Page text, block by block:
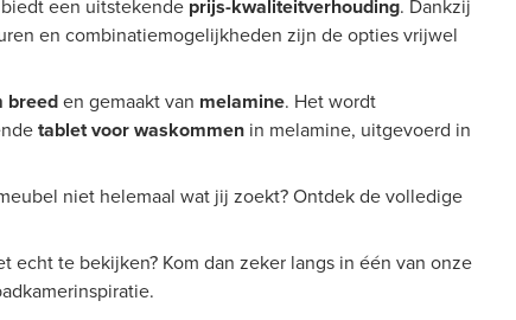
een uitstekende prijs-kwaliteitverhouding. Dankzij
en combinatiemogelijkheden zijn de opties vrijwel
breeden gemaakt van melamine. Het wordt
tablet voor waskommen in melamine, uitgevoerd in
niet helemaal wat jij zoekt? Ontdek de volledige
echt te bekijken? Kom dan zeker langs in één van onze